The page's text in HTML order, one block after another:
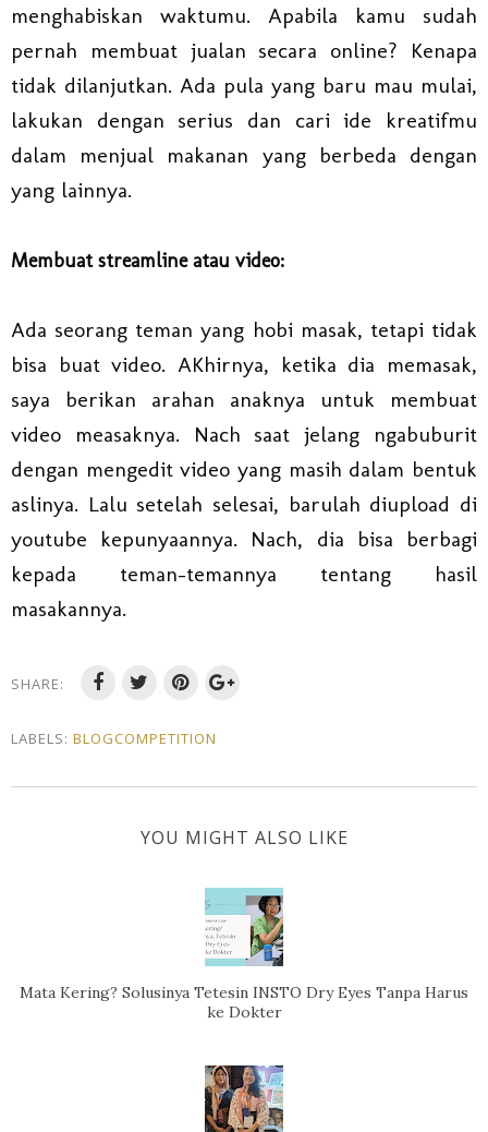
menghabiskan waktumu. Apabila kamu sudah
pernah membuat jualan secara online? Kenapa
tidak dilanjutkan. Ada pula yang baru mau mulai,
lakukan dengan serius dan cari ide kreatifmu
dalam menjual makanan yang berbeda dengan
yang lainnya.
Membuat streamline atau video:
Ada seorang teman yang hobi masak, tetapi tidak
bisa buat video. AKhirnya, ketika dia memasak,
saya berikan arahan anaknya untuk membuat
video measaknya. Nach saat jelang ngabuburit
dengan mengedit video yang masih dalam bentuk
aslinya. Lalu setelah selesai, barulah diupload di
youtube kepunyaannya. Nach, dia bisa berbagi
kepada teman-temannya tentang hasil
masakannya.
SHARE:
LABELS: BLOGCOMPETITION
YOU MIGHT ALSO LIKE
Mata Kering? Solusinya Tetesin INSTO Dry Eyes Tanpa Harus
ke Dokter